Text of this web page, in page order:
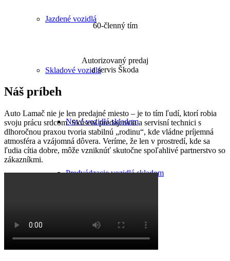
Jazdené vozidlá
Skladové vozidlá
Nové vozidlá skladom
Predvádzacie vozidlá skladom
Autopožičovňa Škoda GO!
60-členný tím
Autorizovaný predaj
a servis Škoda
Náš príbeh
Auto Lamač nie je len predajné miesto – je to tím ľudí, ktorí robia
svoju prácu srdcom. Skúsení predajcovia a servisní technici s
dlhoročnou praxou tvoria stabilnú „rodinu“, kde vládne príjemná
atmosféra a vzájomná dôvera. Veríme, že len v prostredí, kde sa
ľudia cítia dobre, môže vzniknúť skutočne spoľahlivé partnerstvo so
zákazníkmi.